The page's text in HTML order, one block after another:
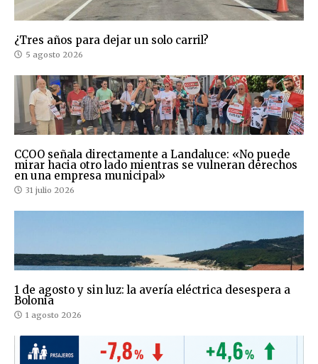
¿Tres años para dejar un solo carril?
5 agosto 2026
CCOO señala directamente a Landaluce: «No puede
mirar hacia otro lado mientras se vulneran derechos
en una empresa municipal»
31 julio 2026
1 de agosto y sin luz: la avería eléctrica desespera a
Bolonia
1 agosto 2026